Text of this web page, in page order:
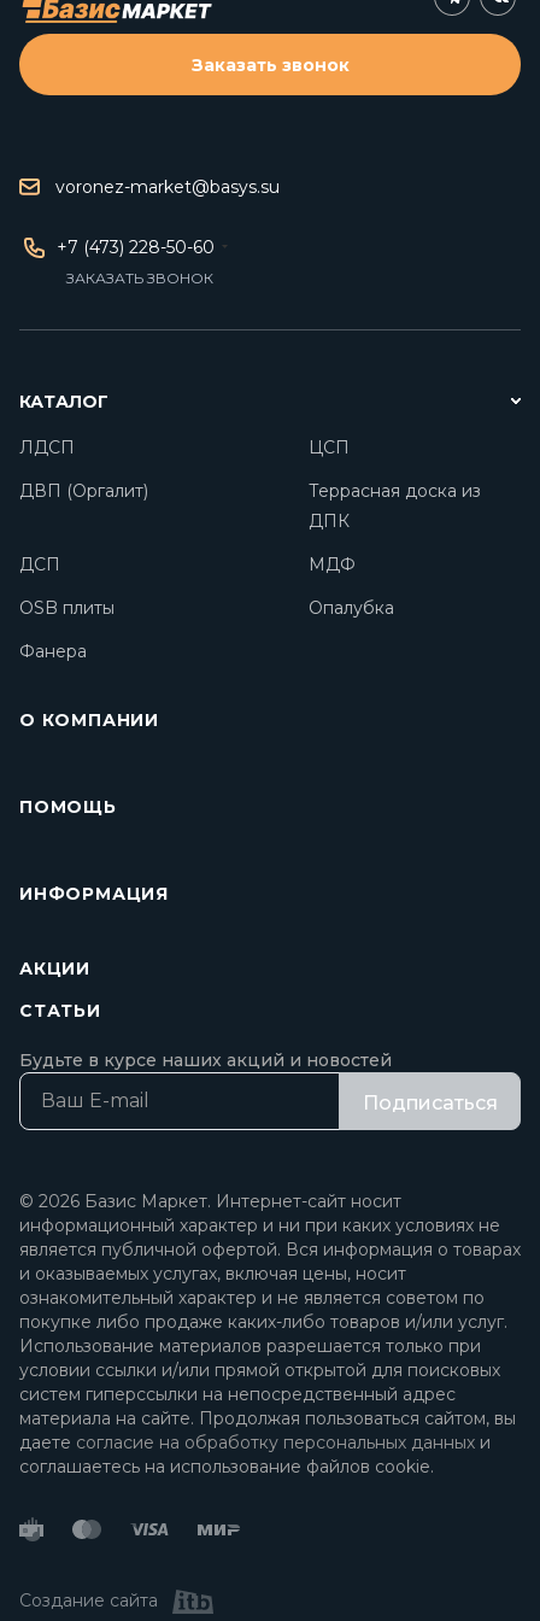
voronez-market@basys.su
+7 (473) 228-50-60
ЗАКАЗАТЬ ЗВОНОК
Заказать звонок
КАТАЛОГ
ЛДСП
ЦСП
ДВП (Оргалит)
Террасная доска из
ДПК
ДСП
МДФ
OSB плиты
Опалубка
Фанера
О КОМПАНИИ
ПОМОЩЬ
ИНФОРМАЦИЯ
АКЦИИ
СТАТЬИ
Будьте в курсе наших акций и новостей
Подписаться
© 2026 Базис Маркет. Интернет-сайт носит
информационный характер и ни при каких условиях не
является публичной офертой. Вся информация о товарах
и оказываемых услугах, включая цены, носит
ознакомительный характер и не является советом по
покупке либо продаже каких-либо товаров и/или услуг.
Использование материалов разрешается только при
условии ссылки и/или прямой открытой для поисковых
систем гиперссылки на непосредственный адрес
материала на сайте. Продолжая пользоваться сайтом, вы
даете согласие на обработку персональных данных и
соглашаетесь на использование файлов cookie.
Создание сайта